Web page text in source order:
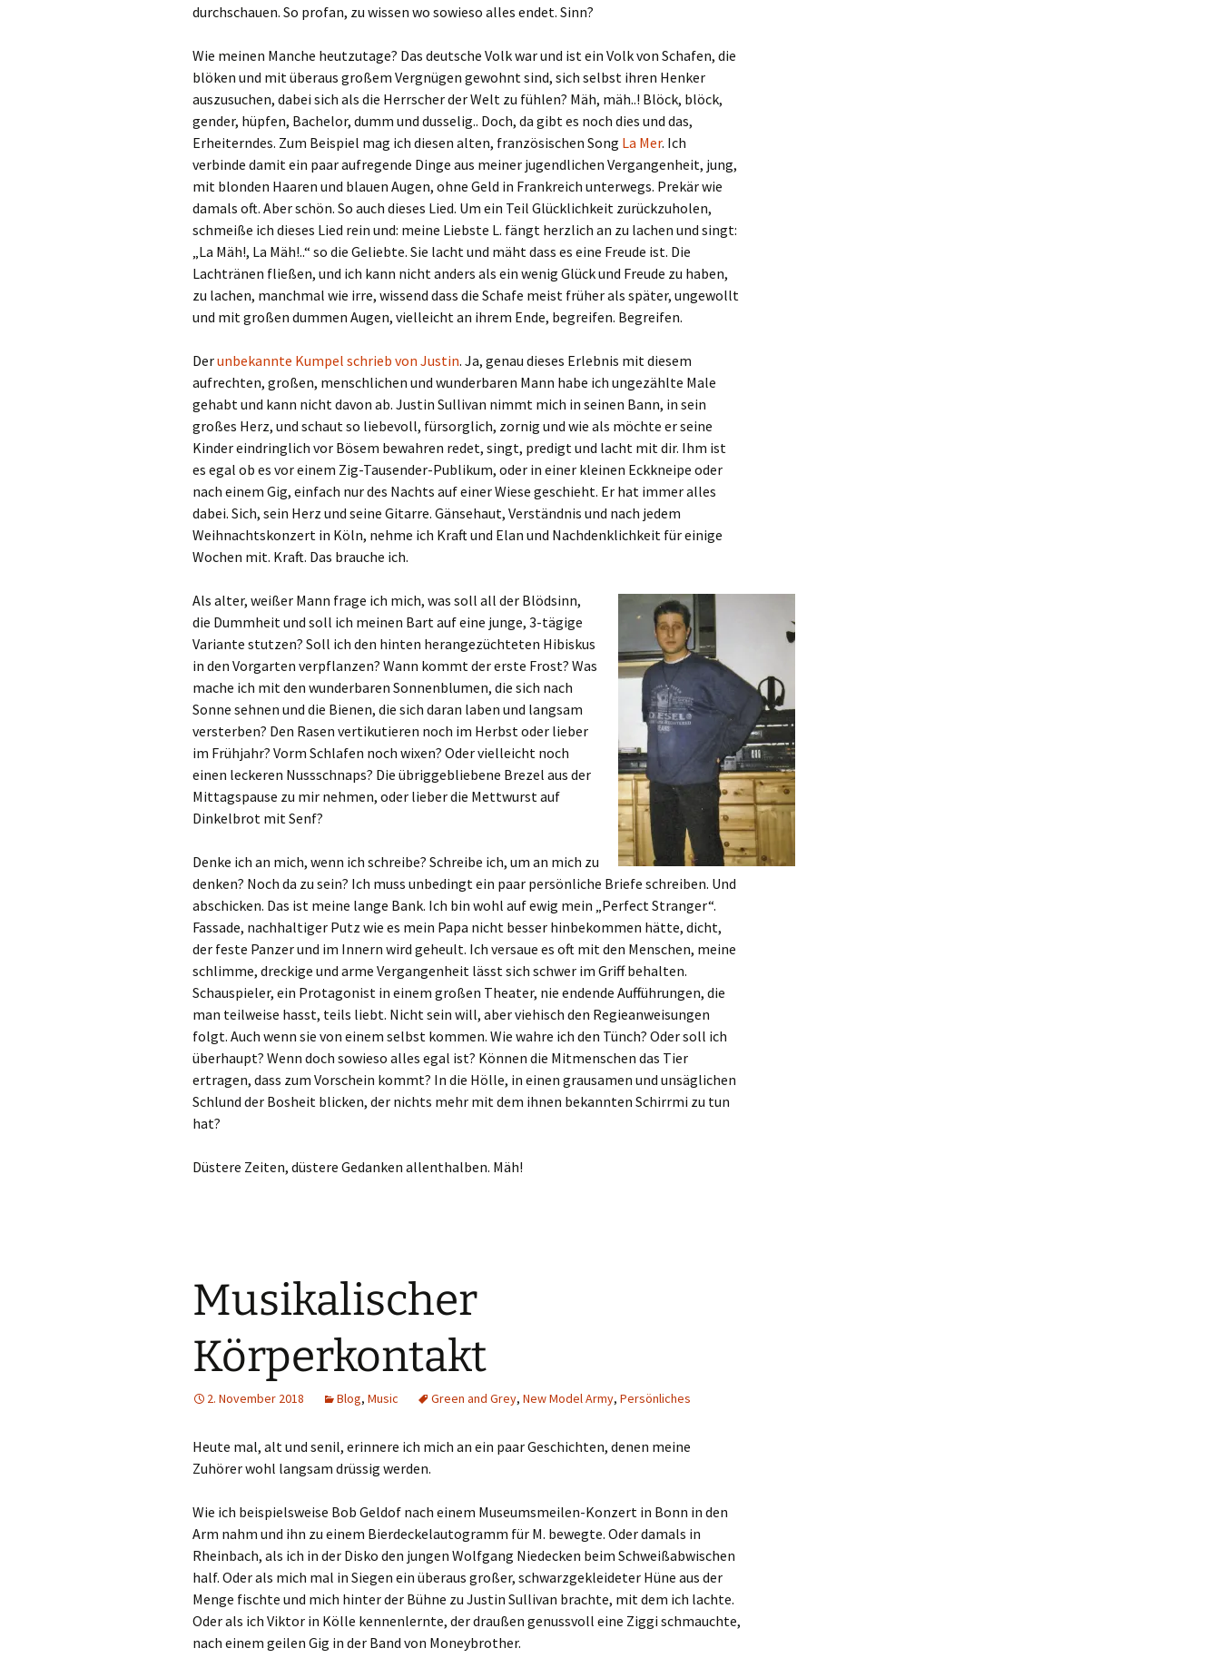
durchschauen. So profan, zu wissen wo sowieso alles endet. Sinn?
Wie meinen Manche heutzutage? Das deutsche Volk war und ist ein Volk von Schafen, die
blöken und mit überaus großem Vergnügen gewohnt sind, sich selbst ihren Henker
auszusuchen, dabei sich als die Herrscher der Welt zu fühlen? Mäh, mäh..! Blöck, blöck,
gender, hüpfen, Bachelor, dumm und dusselig.. Doch, da gibt es noch dies und das,
Erheiterndes. Zum Beispiel mag ich diesen alten, französischen Song La Mer. Ich
verbinde damit ein paar aufregende Dinge aus meiner jugendlichen Vergangenheit, jung,
mit blonden Haaren und blauen Augen, ohne Geld in Frankreich unterwegs. Prekär wie
damals oft. Aber schön. So auch dieses Lied. Um ein Teil Glücklichkeit zurückzuholen,
schmeiße ich dieses Lied rein und: meine Liebste L. fängt herzlich an zu lachen und singt:
„La Mäh!, La Mäh!..“ so die Geliebte. Sie lacht und mäht dass es eine Freude ist. Die
Lachtränen fließen, und ich kann nicht anders als ein wenig Glück und Freude zu haben,
zu lachen, manchmal wie irre, wissend dass die Schafe meist früher als später, ungewollt
und mit großen dummen Augen, vielleicht an ihrem Ende, begreifen. Begreifen.
Derunbekannte Kumpel schrieb von Justin. Ja, genau dieses Erlebnis mit diesem
aufrechten, großen, menschlichen und wunderbaren Mann habe ich ungezählte Male
gehabt und kann nicht davon ab. Justin Sullivan nimmt mich in seinen Bann, in sein
großes Herz, und schaut so liebevoll, fürsorglich, zornig und wie als möchte er seine
Kinder eindringlich vor Bösem bewahren redet, singt, predigt und lacht mit dir. Ihm ist
es egal ob es vor einem Zig-Tausender-Publikum, oder in einer kleinen Eckkneipe oder
nach einem Gig, einfach nur des Nachts auf einer Wiese geschieht. Er hat immer alles
dabei. Sich, sein Herz und seine Gitarre. Gänsehaut, Verständnis und nach jedem
Weihnachtskonzert in Köln, nehme ich Kraft und Elan und Nachdenklichkeit für einige
Wochen mit. Kraft. Das brauche ich.
Als alter, weißer Mann frage ich mich, was soll all der Blödsinn,
die Dummheit und soll ich meinen Bart auf eine junge, 3-tägige
Variante stutzen? Soll ich den hinten herangezüchteten Hibiskus
in den Vorgarten verpflanzen? Wann kommt der erste Frost? Was
mache ich mit den wunderbaren Sonnenblumen, die sich nach
Sonne sehnen und die Bienen, die sich daran laben und langsam
versterben? Den Rasen vertikutieren noch im Herbst oder lieber
im Frühjahr? Vorm Schlafen noch wixen? Oder vielleicht noch
einen leckeren Nussschnaps? Die übriggebliebene Brezel aus der
Mittagspause zu mir nehmen, oder lieber die Mettwurst auf
Dinkelbrot mit Senf?
Denke ich an mich, wenn ich schreibe? Schreibe ich, um an mich zu
denken? Noch da zu sein? Ich muss unbedingt ein paar persönliche Briefe schreiben. Und
abschicken. Das ist meine lange Bank. Ich bin wohl auf ewig mein „Perfect Stranger“.
Fassade, nachhaltiger Putz wie es mein Papa nicht besser hinbekommen hätte, dicht,
der feste Panzer und im Innern wird geheult. Ich versaue es oft mit den Menschen, meine
schlimme, dreckige und arme Vergangenheit lässt sich schwer im Griff behalten.
Schauspieler, ein Protagonist in einem großen Theater, nie endende Aufführungen, die
man teilweise hasst, teils liebt. Nicht sein will, aber viehisch den Regieanweisungen
folgt. Auch wenn sie von einem selbst kommen. Wie wahre ich den Tünch? Oder soll ich
überhaupt? Wenn doch sowieso alles egal ist? Können die Mitmenschen das Tier
ertragen, dass zum Vorschein kommt? In die Hölle, in einen grausamen und unsäglichen
Schlund der Bosheit blicken, der nichts mehr mit dem ihnen bekannten Schirrmi zu tun
hat?
Düstere Zeiten, düstere Gedanken allenthalben. Mäh!
Musikalischer
Körperkontakt
2. November 2018 Blog, Music Green and Grey, New Model Army, Persönliches
Heute mal, alt und senil, erinnere ich mich an ein paar Geschichten, denen meine
Zuhörer wohl langsam drüssig werden.
Wie ich beispielsweise Bob Geldof nach einem Museumsmeilen-Konzert in Bonn in den
Arm nahm und ihn zu einem Bierdeckelautogramm für M. bewegte. Oder damals in
Rheinbach, als ich in der Disko den jungen Wolfgang Niedecken beim Schweißabwischen
half. Oder als mich mal in Siegen ein überaus großer, schwarzgekleideter Hüne aus der
Menge fischte und mich hinter der Bühne zu Justin Sullivan brachte, mit dem ich lachte.
Oder als ich Viktor in Kölle kennenlernte, der draußen genussvoll eine Ziggi schmauchte,
nach einem geilen Gig in der Band von Moneybrother.